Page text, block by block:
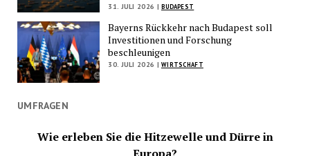
31. JULI 2026 | BUDAPEST
Bayerns Rückkehr nach Budapest soll
Investitionen und Forschung
beschleunigen
30. JULI 2026 | WIRTSCHAFT
UMFRAGEN
Wie erleben Sie die Hitzewelle und Dürre in